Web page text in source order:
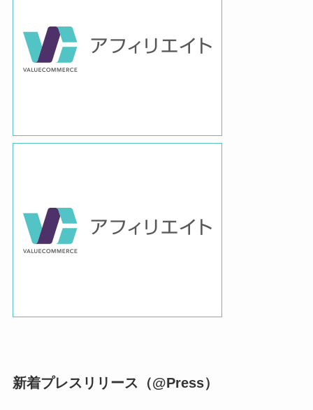
新着プレスリリース（@Press）